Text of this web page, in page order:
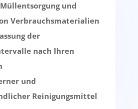
und
Verbrauchsmaterialien
der
nach Ihren
und
Reinigungsmittel